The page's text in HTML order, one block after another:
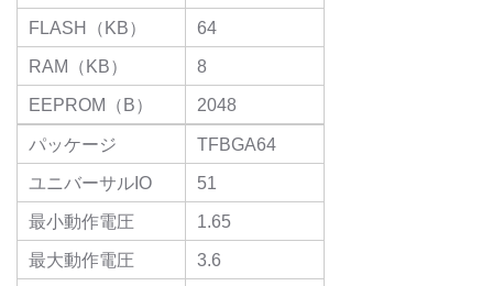
FLASH（KB）
64
RAM（KB）
8
EEPROM（B）
2048
パッケージ
TFBGA64
ユニバーサルIO
51
最小動作電圧
1.65
最大動作電圧
3.6